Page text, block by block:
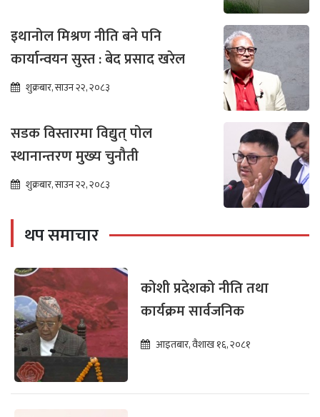
इथानोल मिश्रण नीति बने पनि
कार्यान्वयन सुस्त : बेद प्रसाद खरेल
शुक्रबार, साउन २२, २०८३
सडक विस्तारमा विद्युत् पोल
स्थानान्तरण मुख्य चुनौती
शुक्रबार, साउन २२, २०८३
थप समाचार
कोशी प्रदेशको नीति तथा
कार्यक्रम सार्वजनिक
आइतबार, वैशाख १६, २०८१